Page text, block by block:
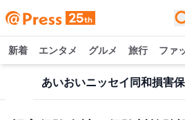
新着 エンタメ グルメ 旅行 ファ